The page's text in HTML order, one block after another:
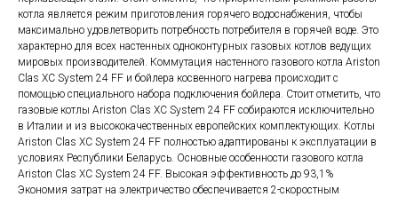
котла является режим приготовления горячего водоснабжения, чтобы
максимально удовлетворить потребность потребителя в горячей воде. Это
характерно для всех настенных одноконтурных газовых котлов ведущих
мировых производителей. Коммутация настенного газового котла Ariston
Clas XC System 24 FF и бойлера косвенного нагрева происходит с
помощью специального набора подключения бойлера. Стоит отметить, что
газовые котлы Ariston Clas XC System 24 FF собираются исключительно
в Италии и из высококачественных европейских комплектующих. Котлы
Ariston Clas XC System 24 FF полностью адаптированы к эксплуатации в
условиях Республики Беларусь. Основные особенности газового котла
Ariston Clas XC System 24 FF. Высокая эффективность до 93,1%
Экономия затрат на электричество обеспечивается 2-скоростным